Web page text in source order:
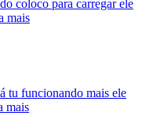
coloco para carregar ele
mais
tu funcionando mais ele
mais